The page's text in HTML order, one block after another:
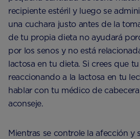
recipiente estéril y luego se
una cuchara justo antes de la
de tu propia dieta no ayudará
por los senos y no está
lactosa en tu dieta. Si crees que
reaccionando a la lactosa en tu
hablar con tu médico de
aconseje.
Mientras se controle la afección y